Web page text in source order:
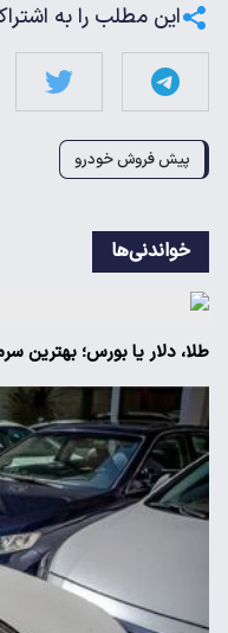
این مطلب را به
پیش فروش خودرو
خواندنی‌ها
طلا، دلار یا بورس؛ بهترین